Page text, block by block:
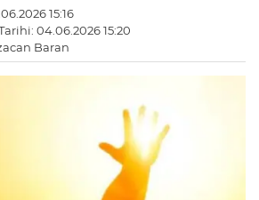
15:16
04.06.2026 15:20
Baran